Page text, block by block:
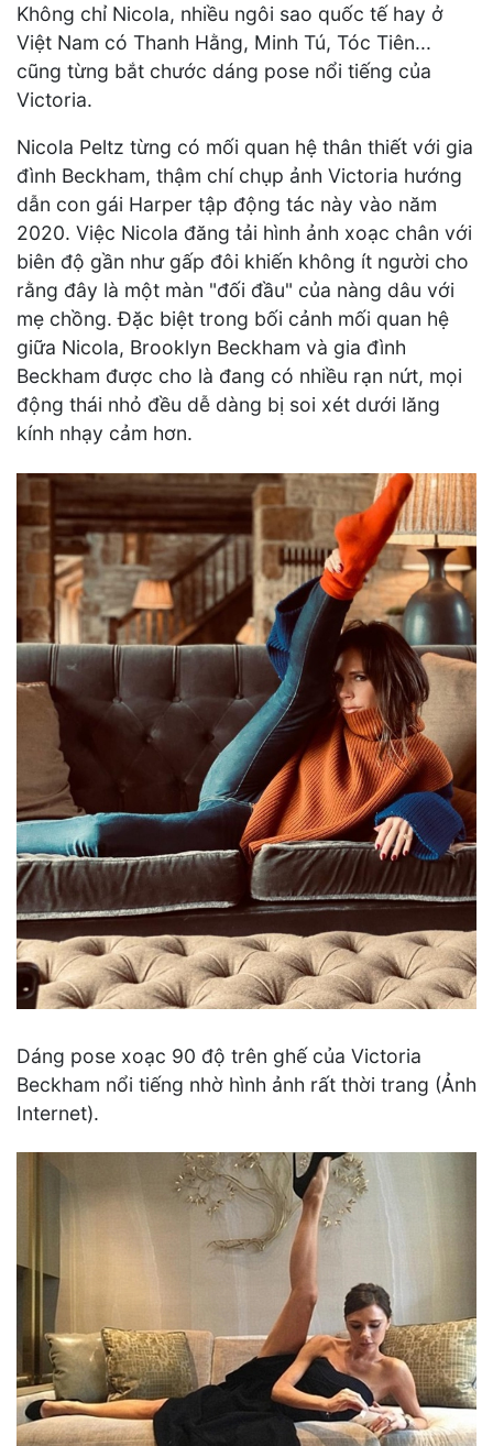
Không chỉ Nicola, nhiều ngôi sao quốc tế hay ở
Việt Nam có Thanh Hằng, Minh Tú, Tóc Tiên...
cũng từng bắt chước dáng pose nổi tiếng của
Victoria.
Nicola Peltz từng có mối quan hệ thân thiết với gia
đình Beckham, thậm chí chụp ảnh Victoria hướng
dẫn con gái Harper tập động tác này vào năm
2020. Việc Nicola đăng tải hình ảnh xoạc chân với
biên độ gần như gấp đôi khiến không ít người cho
rằng đây là một màn "đối đầu" của nàng dâu với
mẹ chồng. Đặc biệt trong bối cảnh mối quan hệ
giữa Nicola, Brooklyn Beckham và gia đình
Beckham được cho là đang có nhiều rạn nứt, mọi
động thái nhỏ đều dễ dàng bị soi xét dưới lăng
kính nhạy cảm hơn.
Dáng pose xoạc 90 độ trên ghế của Victoria
Beckham nổi tiếng nhờ hình ảnh rất thời trang (Ảnh
Internet).